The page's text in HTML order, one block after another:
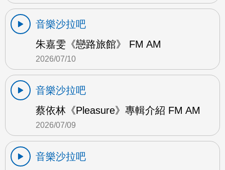
音樂沙拉吧
朱嘉雯《戀路旅館》 FM AM
2026/07/10
音樂沙拉吧
蔡依林《Pleasure》專輯介紹 FM AM
2026/07/09
音樂沙拉吧